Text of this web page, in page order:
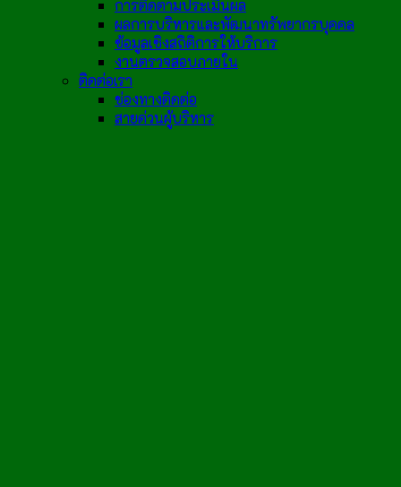
การติดตามประเมินผล
ผลการบริหารและพัฒนาทรัพยากรบุคคล
ข้อมูลเชิงสถิติการให้บริการ
งานตรวจสอบภายใน
ติดต่อเรา
ช่องทางติดต่อ
สายด่วนผู้บริหาร